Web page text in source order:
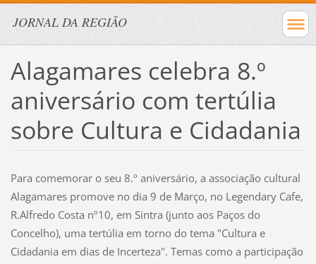
JORNAL DA REGIÃO
Alagamares celebra 8.º
aniversário com tertúlia
sobre Cultura e Cidadania
Para comemorar o seu 8.º aniversário, a associação cultural
Alagamares promove no dia 9 de Março, no Legendary Cafe,
R.Alfredo Costa nº10, em Sintra (junto aos Paços do
Concelho), uma tertúlia em torno do tema "Cultura e
Cidadania em dias de Incerteza". Temas como a participação